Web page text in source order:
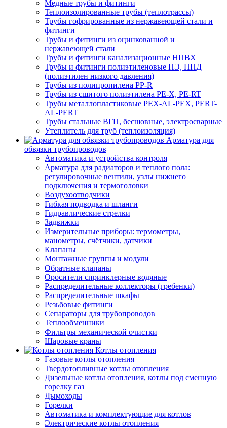
Медные трубы и фитинги
Теплоизолированные трубы (теплотрассы)
Трубы гофрированные из нержавеющей стали и
фитинги
Трубы и фитинги из оцинкованной и
нержавеющей стали
Трубы и фитинги канализационные НПВХ
Трубы и фитинги полиэтиленовые ПЭ, ПНД
(полиэтилен низкого давления)
Трубы из полипропилена PP-R
Трубы из сшитого полиэтилена PE-X, PE-RT
Трубы металлопластиковые PEX-AL-PEX, PERT-
AL-PERT
Трубы стальные ВГП, бесшовные, электросварные
Утеплитель для труб (теплоизоляция)
Арматура для
обвязки трубопроводов
Автоматика и устройства контроля
Арматура для радиаторов и теплого пола:
регулировочные вентили, узлы нижнего
подключения и термоголовки
Воздухоотводчики
Гибкая подводка и шланги
Гидравлические стрелки
Задвижки
Измерительные приборы: термометры,
манометры, счётчики, датчики
Клапаны
Монтажные группы и модули
Обратные клапаны
Оросители спринклерные водяные
Распределительные коллекторы (гребенки)
Распределительные шкафы
Резьбовые фитинги
Сепараторы для трубопроводов
Теплообменники
Фильтры механической очистки
Шаровые краны
Котлы отопления
Газовые котлы отопления
Твердотопливные котлы отопления
Дизельные котлы отопления, котлы под сменную
горелку газ
Дымоходы
Горелки
Автоматика и комплектующие для котлов
Электрические котлы отопления